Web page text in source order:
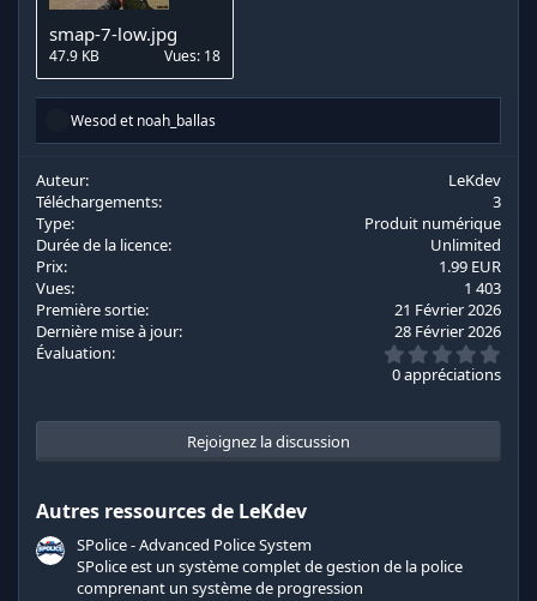
smap-7-low.jpg
47.9 KB Vues: 18
R
c
t
i
o
n
:
Wesodet noah_ballas
Auteur
LeKdev
Téléchargements
3
Type
Produit numérique
Durée de la licence
Unlimited
Prix
1.99 EUR
Vues
1 403
Première sortie
21 Février 2026
Dernière mise à jour
28 Février 2026
Évaluation
.
0
0 appréciations
Rejoignez la discussion
Autres ressources de LeKdev
SPolice - Advanced Police System
SPolice est un système complet de gestion de la police
comprenant un système de progression